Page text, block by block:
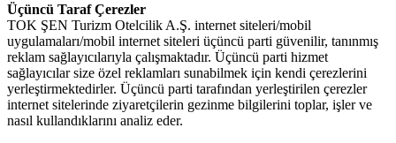
Üçüncü Taraf Çerezler
TOK ŞEN Turizm Otelcilik A.Ş. internet siteleri/mobil
uygulamaları/mobil internet siteleri üçüncü parti güvenilir, tanınmış
reklam sağlayıcılarıyla çalışmaktadır. Üçüncü parti hizmet
sağlayıcılar size özel reklamları sunabilmek için kendi çerezlerini
yerleştirmektedirler. Üçüncü parti tarafından yerleştirilen çerezler
internet sitelerinde ziyaretçilerin gezinme bilgilerini toplar, işler ve
nasıl kullandıklarını analiz eder.